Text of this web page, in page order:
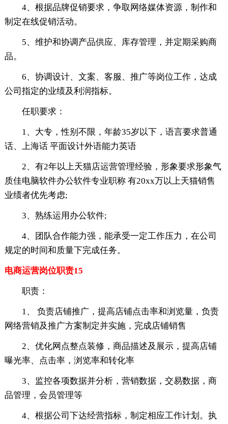
4、根据品牌促销要求，争取网络媒体资源，制作和
制定在线促销活动。
5、维护和协调产品供应、库存管理，并定期采购商
品。
6、协调设计、文案、客服、推广等岗位工作，达成
公司指定的业绩及利润指标。
任职要求：
1、大专，性别不限，年龄35岁以下，语言要求普通
话、上海话 平面设计外语能力英语
2、有2年以上天猫店运营管理经验，形象要求形象气
质佳电脑软件办公软件专业职称 有20xx万以上天猫销售
业绩者优先考虑;
3、熟练运用办公软件;
4、团队合作能力强，能承受一定工作压力，在公司
规定的时间和质量下完成任务。
电商运营岗位职责15
职责：
1、 负责店铺推广，提高店铺点击率和浏览量，负责
网络营销及推广方案制定并实施，完成店铺销售
2、优化网点整点装修，商品描述及展示，提高店铺
曝光率、点击率，浏览率和转化率
3、监控各项数据并分析，营销数据，交易数据，商
品管理，会员管理等
4、根据公司下达经营指标，制定相应工作计划。执